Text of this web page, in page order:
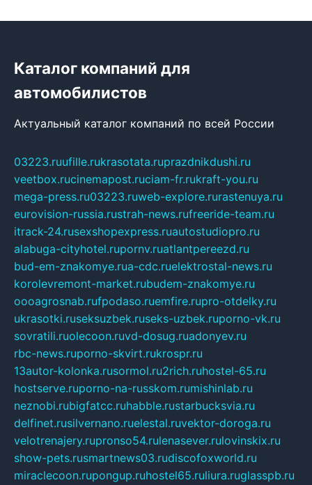
Каталог компаний для
автомобилистов
Актуальный каталог компаний по всей России
03223.ruufille.rukrasotata.ruprazdnikdushi.ru
veetbox.rucinemapost.ruciam-fr.rukraft-you.ru
mega-press.ru03223.ruweb-explore.rurastenuya.ru
eurovision-russia.rustrah-news.rufreeride-team.ru
itrack-24.rusexshopexpress.ruautostudiopro.ru
alabuga-cityhotel.rupornv.ruatlantpereezd.ru
bud-em-znakomye.rua-cdc.ruelektrostal-news.ru
korolevremont-market.rubudem-znakomye.ru
oooagrosnab.rufpodaso.ruemfire.rupro-otdelky.ru
ukrasotki.ruseksuzbek.ruseks-uzbek.ruporno-vk.ru
sovratili.ruolecoon.ruvd-dosug.ruadonyev.ru
rbc-news.ruporno-skvirt.rukrospr.ru
13autor-kolonka.rusormol.ru2rich.ruhostel-65.ru
hostserve.ruporno-na-russkom.rumishinlab.ru
neznobi.rubigfatcc.ruhabble.rustarbucksvia.ru
delfinet.rusilvernano.ruelestal.ruvektor-doroga.ru
velotrenajery.rupronso54.rulenasever.rulovinskix.ru
show-pets.rusmartnews03.rudiscofoxworld.ru
miraclecoon.rupongup.ruhostel65.ruliura.ruglasspb.ru